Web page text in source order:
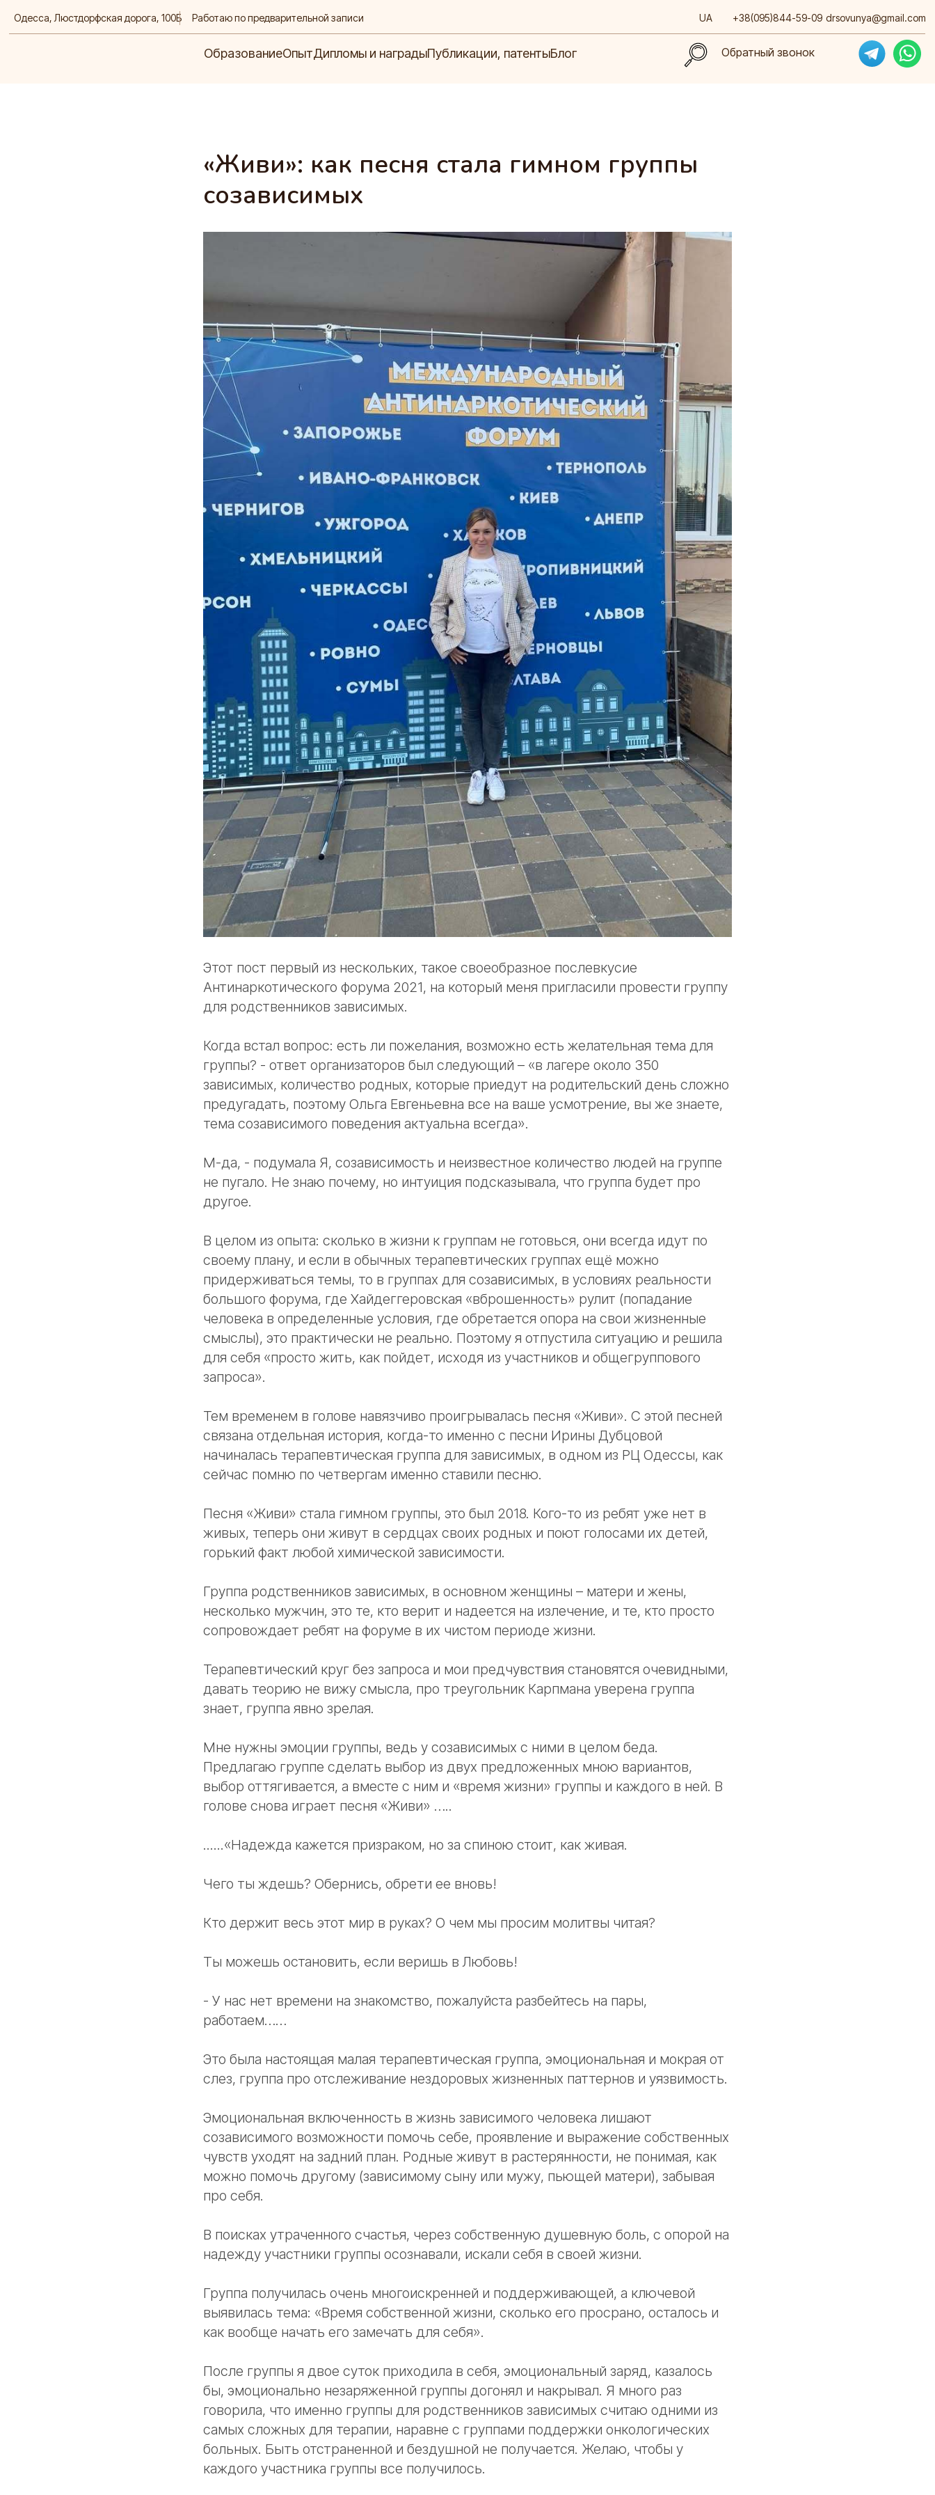
UA +38(095)844-59-09 drsovunya@gmail.com
Работаю по предварительной записи
Одесса, Люстдорфская дорога, 100Б
Обратный звонок
ОбразованиеОпытДипломы и наградыПубликации, патентыБлог
Обратный звонок
ОбразованиеОпытДипломы и награды
«Живи»: как песня стала гимном группы
созависимых
Этот пост первый из нескольких, такое своеобразное послевкусие
Антинаркотического форума 2021, на который меня пригласили провести группу
для родственников зависимых.
Когда встал вопрос: есть ли пожелания, возможно есть желательная тема для
группы? - ответ организаторов был следующий – «в лагере около 350
зависимых, количество родных, которые приедут на родительский день сложно
предугадать, поэтому Ольга Евгеньевна все на ваше усмотрение, вы же знаете,
тема созависимого поведения актуальна всегда».
М-да, - подумала Я, созависимость и неизвестное количество людей на группе
не пугало. Не знаю почему, но интуиция подсказывала, что группа будет про
другое.
В целом из опыта: сколько в жизни к группам не готовься, они всегда идут по
своему плану, и если в обычных терапевтических группах ещё можно
придерживаться темы, то в группах для созависимых, в условиях реальности
большого форума, где Хайдеггеровская «вброшенность» рулит (попадание
человека в определенные условия, где обретается опора на свои жизненные
смыслы), это практически не реально. Поэтому я отпустила ситуацию и решила
для себя «просто жить, как пойдет, исходя из участников и общегруппового
запроса».
Тем временем в голове навязчиво проигрывалась песня «Живи». С этой песней
связана отдельная история, когда-то именно с песни Ирины Дубцовой
начиналась терапевтическая группа для зависимых, в одном из РЦ Одессы, как
сейчас помню по четвергам именно ставили песню.
Песня «Живи» стала гимном группы, это был 2018. Кого-то из ребят уже нет в
живых, теперь они живут в сердцах своих родных и поют голосами их детей,
горький факт любой химической зависимости.
Группа родственников зависимых, в основном женщины – матери и жены,
несколько мужчин, это те, кто верит и надеется на излечение, и те, кто просто
сопровождает ребят на форуме в их чистом периоде жизни.
Терапевтический круг без запроса и мои предчувствия становятся очевидными,
давать теорию не вижу смысла, про треугольник Карпмана уверена группа
знает, группа явно зрелая.
Мне нужны эмоции группы, ведь у созависимых с ними в целом беда.
Предлагаю группе сделать выбор из двух предложенных мною вариантов,
выбор оттягивается, а вместе с ним и «время жизни» группы и каждого в ней. В
голове снова играет песня «Живи» …..
......«Надежда кажется призраком, но за спиною стоит, как живая.
Чего ты ждешь? Обернись, обрети ее вновь!
Кто держит весь этот мир в руках? О чем мы просим молитвы читая?
Ты можешь остановить, если веришь в Любовь!
- У нас нет времени на знакомство, пожалуйста разбейтесь на пары,
работаем……
Это была настоящая малая терапевтическая группа, эмоциональная и мокрая от
слез, группа про отслеживание нездоровых жизненных паттернов и уязвимость.
Эмоциональная включенность в жизнь зависимого человека лишают
созависимого возможности помочь себе, проявление и выражение собственных
чувств уходят на задний план. Родные живут в растерянности, не понимая, как
можно помочь другому (зависимому сыну или мужу, пьющей матери), забывая
про себя.
В поисках утраченного счастья, через собственную душевную боль, с опорой на
надежду участники группы осознавали, искали себя в своей жизни.
Группа получилась очень многоискренней и поддерживающей, а ключевой
выявилась тема: «Время собственной жизни, сколько его просрано, осталось и
как вообще начать его замечать для себя».
После группы я двое суток приходила в себя, эмоциональный заряд, казалось
бы, эмоционально незаряженной группы догонял и накрывал. Я много раз
говорила, что именно группы для родственников зависимых считаю одними из
самых сложных для терапии, наравне с группами поддержки онкологических
больных. Быть отстраненной и бездушной не получается. Желаю, чтобы у
каждого участника группы все получилось.